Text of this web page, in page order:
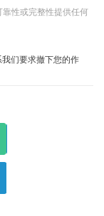
性或完整性提供任何
们要求撤下您的作